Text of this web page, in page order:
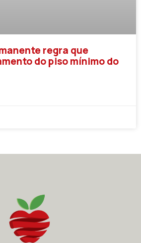
regra que
do piso mínimo do